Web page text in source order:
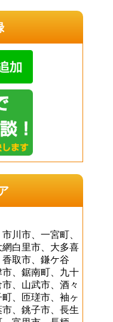
川市、一宮町、
白里市、大多喜
取市、鎌ケ谷
、鋸南町、九十
、山武市、酒々
、匝瑳市、袖ヶ
、銚子市、長生